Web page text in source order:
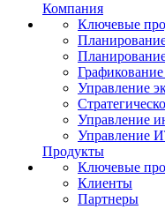
Компания
Ключевые
Управление
Управление
Управление
Продукты
Ключевые
Клиенты
Партнеры